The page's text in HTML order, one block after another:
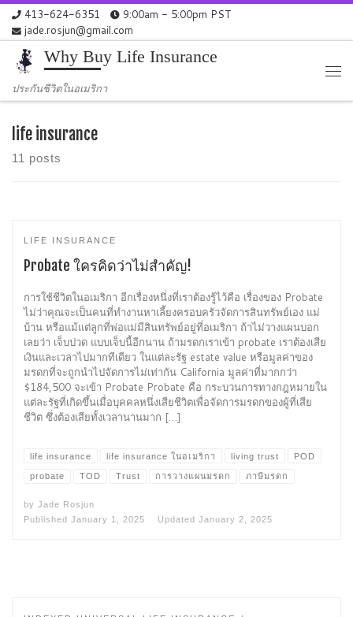
Skip to content
413-624-6351
9:00am - 5:00pm PST
jade.rosjun@gmail.com
Why Buy Life Insurance
ประกันชีวิตในอเมริกา
life insurance
11 posts
LIFE INSURANCE
Probate ใครคิดว่าไม่สำคัญ!
การใช้ชีวิตในอเมริกา อีกเรื่องหนึ่งที่เราต้องรู้ไว้คือ เรื่องของ Probate
ไม่ว่าคุณจะเป็นคนที่ทำงานหาเลี้ยงครอบครัวจัดการสินทรัพย์เอง แม่
บ้าน หรือแม้แต่ลูกที่พ่อแม่มีสินทรัพย์อยู่ที่อเมริกา ถ้าไม่วางแผนบอก
เลยว่า เจ็บปวด แบบเจ็บนี้อีกนาน ถ้ามรดกเราเข้า probate เราต้องเสีย
เงินและเวลาไปมากทีเดียว ในแต่ละรัฐ estate value หรือมูลค่าของ
มรดกที่จะถูกนำไปจัดการไม่เท่ากัน California มูลค่าที่มากกว่า
$184,500 จะเข้า Probate Probate คือ กระบวนการทางกฎหมายใน
แต่ละรัฐที่เกิดขึ้นเมื่อบุคคลหนึ่งเสียชีวิตเพื่อจัดการมรดกของผู้ที่เสีย
ชีวิต ซึ่งต้องเสียทั้งเวลานานมาก […]
life insurance life insurance ในอเมริกา living trust POD
probate TOD Trust การวางแผนมรดก ภาษีมรดก
by Jade Rosjun
Published January 1, 2025 Updated January 2, 2025